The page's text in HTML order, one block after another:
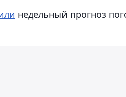
недельный прогноз